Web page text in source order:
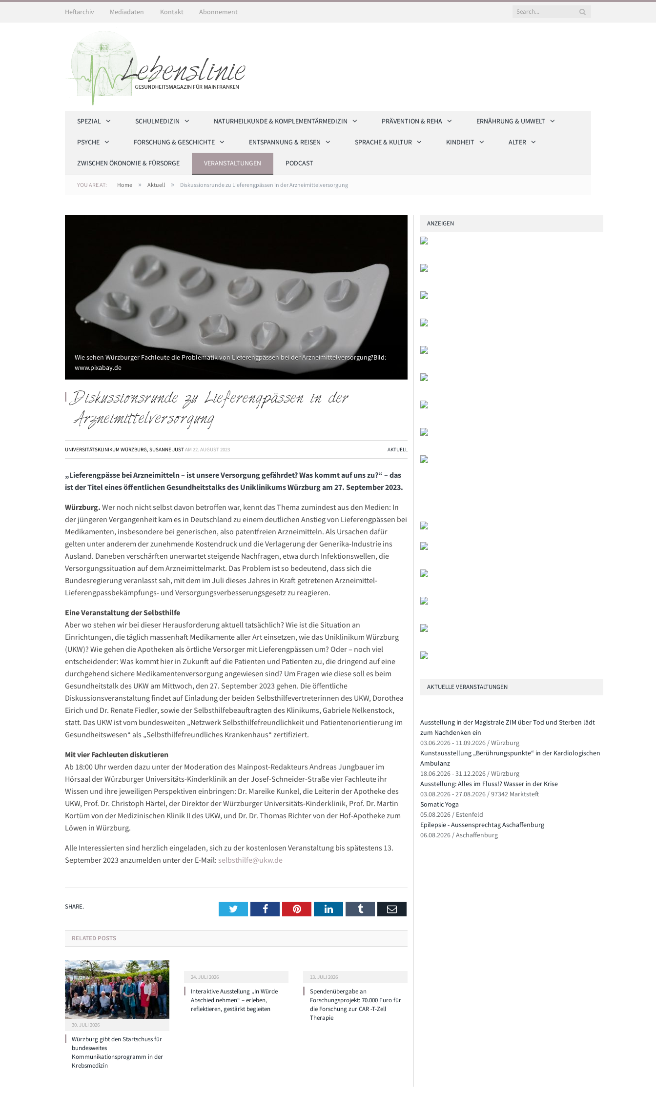
Heftarchiv Mediadaten Kontakt Abonnement
SPEZIAL SCHULMEDIZIN NATURHEILKUNDE & KOMPLEMENTÄRMEDIZIN PRÄVENTION & REHA ERNÄHRUNG & UMWELT
PSYCHE FORSCHUNG & GESCHICHTE ENTSPANNUNG & REISEN SPRACHE & KULTUR KINDHEIT ALTER
ZWISCHEN ÖKONOMIE & FÜRSORGE VERANSTALTUNGEN PODCAST
YOU ARE AT: Home » Aktuell » Diskussionsrunde zu Lieferengpässen in der Arzneimittelversorgung
Wie sehen Würzburger Fachleute die Problematik von Lieferengpässen bei der Arzneimittelversorgung?Bild:
www.pixabay.de
Diskussionsrunde zu Lieferengpässen in der
Arzneimittelversorgung
UNIVERSITÄTSKLINIKUM WÜRZBURG, SUSANNE JUSTAM 22. AUGUST 2023 AKTUELL
„Lieferengpässe bei Arzneimitteln – ist unsere Versorgung gefährdet? Was kommt auf uns zu?“ – das
ist der Titel eines öffentlichen Gesundheitstalks des Uniklinikums Würzburg am 27. September 2023.
Würzburg. Wer noch nicht selbst davon betroffen war, kennt das Thema zumindest aus den Medien: In
der jüngeren Vergangenheit kam es in Deutschland zu einem deutlichen Anstieg von Lieferengpässen bei
Medikamenten, insbesondere bei generischen, also patentfreien Arzneimitteln. Als Ursachen dafür
gelten unter anderem der zunehmende Kostendruck und die Verlagerung der Generika-Industrie ins
Ausland. Daneben verschärften unerwartet steigende Nachfragen, etwa durch Infektionswellen, die
Versorgungssituation auf dem Arzneimittelmarkt. Das Problem ist so bedeutend, dass sich die
Bundesregierung veranlasst sah, mit dem im Juli dieses Jahres in Kraft getretenen Arzneimittel-
Lieferengpassbekämpfungs- und Versorgungsverbesserungsgesetz zu reagieren.
Eine Veranstaltung der Selbsthilfe
Aber wo stehen wir bei dieser Herausforderung aktuell tatsächlich? Wie ist die Situation an
Einrichtungen, die täglich massenhaft Medikamente aller Art einsetzen, wie das Uniklinikum Würzburg
(UKW)? Wie gehen die Apotheken als örtliche Versorger mit Lieferengpässen um? Oder – noch viel
entscheidender: Was kommt hier in Zukunft auf die Patienten und Patienten zu, die dringend auf eine
durchgehend sichere Medikamentenversorgung angewiesen sind? Um Fragen wie diese soll es beim
Gesundheitstalk des UKW am Mittwoch, den 27. September 2023 gehen. Die öffentliche
Diskussionsveranstaltung findet auf Einladung der beiden Selbsthilfevertreterinnen des UKW, Dorothea
Eirich und Dr. Renate Fiedler, sowie der Selbsthilfebeauftragten des Klinikums, Gabriele Nelkenstock,
statt. Das UKW ist vom bundesweiten „Netzwerk Selbsthilfefreundlichkeit und Patientenorientierung im
Gesundheitswesen“ als „Selbsthilfefreundliches Krankenhaus“ zertifiziert.
Mit vier Fachleuten diskutieren
Ab 18:00 Uhr werden dazu unter der Moderation des Mainpost-Redakteurs Andreas Jungbauer im
Hörsaal der Würzburger Universitäts-Kinderklinik an der Josef-Schneider-Straße vier Fachleute ihr
Wissen und ihre jeweiligen Perspektiven einbringen: Dr. Mareike Kunkel, die Leiterin der Apotheke des
UKW, Prof. Dr. Christoph Härtel, der Direktor der Würzburger Universitäts-Kinderklinik, Prof. Dr. Martin
Kortüm von der Medizinischen Klinik II des UKW, und Dr. Dr. Thomas Richter von der Hof-Apotheke zum
Löwen in Würzburg.
Alle Interessierten sind herzlich eingeladen, sich zu der kostenlosen Veranstaltung bis spätestens 13.
September 2023 anzumelden unter der E-Mail: selbsthilfe@ukw.de
SHARE. TwitterFacebookPinterestLinkedInTumblr Email
RELATED POSTS
30. JULI 2026
Würzburg gibt den Startschuss für
bundesweites
Kommunikationsprogramm in der
Krebsmedizin
24. JULI 2026
Interaktive Ausstellung „In Würde
Abschied nehmen“ – erleben,
reflektieren, gestärkt begleiten
13. JULI 2026
Spendenübergabe an
Forschungsprojekt: 70.000 Euro für
die Forschung zur CAR -T-Zell
Therapie
ANZEIGEN
AKTUELLE VERANSTALTUNGEN
Ausstellung in der Magistrale ZIM über Tod und Sterben lädt
zum Nachdenken ein
03.06.2026 - 11.09.2026 / Würzburg
Kunstausstellung „Berührungspunkte“ in der Kardiologischen
Ambulanz
18.06.2026 - 31.12.2026 / Würzburg
Ausstellung: Alles im Fluss!? Wasser in der Krise
03.08.2026 - 27.08.2026 / 97342 Marktsteft
Somatic Yoga
05.08.2026 / Estenfeld
Epilepsie - Aussensprechtag Aschaffenburg
06.08.2026 / Aschaffenburg